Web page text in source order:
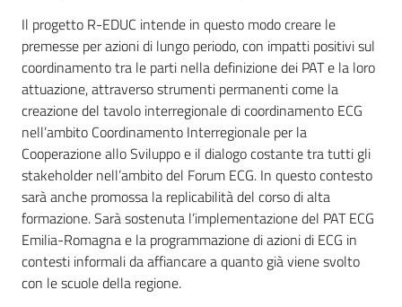
Il progetto R-EDUC intende in questo modo creare le
premesse per azioni di lungo periodo, con impatti positivi sul
coordinamento tra le parti nella definizione dei PAT e la loro
attuazione, attraverso strumenti permanenti come la
creazione del tavolo interregionale di coordinamento ECG
nell’ambito Coordinamento Interregionale per la
Cooperazione allo Sviluppo e il dialogo costante tra tutti gli
stakeholder nell’ambito del Forum ECG. In questo contesto
sarà anche promossa la replicabilità del corso di alta
formazione. Sarà sostenuta l’implementazione del PAT ECG
Emilia-Romagna e la programmazione di azioni di ECG in
contesti informali da affiancare a quanto già viene svolto
con le scuole della regione.